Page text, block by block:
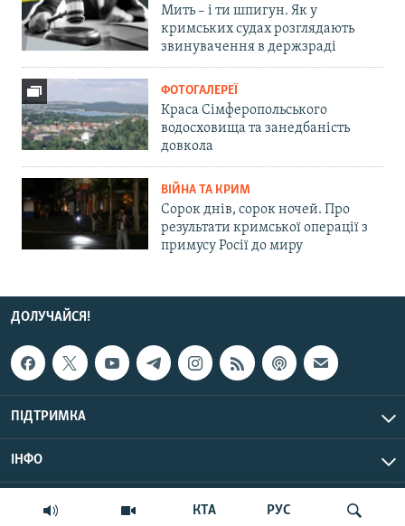
КТА РУС
Мить – і ти шпигун. Як у
кримських судах розглядають
звинувачення в держзраді
ФОТОГАЛЕРЕЇ
Краса Сімферопольського
водосховища та занедбаність
довкола
ВІЙНА ТА КРИМ
Сорок днів, сорок ночей. Про
результати кримської операції з
примусу Росії до миру
ДОЛУЧАЙСЯ!
ПІДТРИМКА
ІНФО
© Крим.Реалії, 2026 | Усі права застережено.